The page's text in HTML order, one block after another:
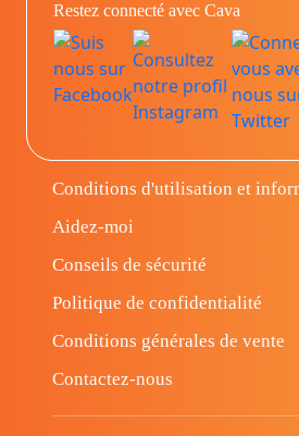
Restez connecté avec Cava
Conditions d'utilisation et
Aidez-moi
Conseils de sécurité
Politique de confidentialité
Conditions générales de vente
Contactez-nous